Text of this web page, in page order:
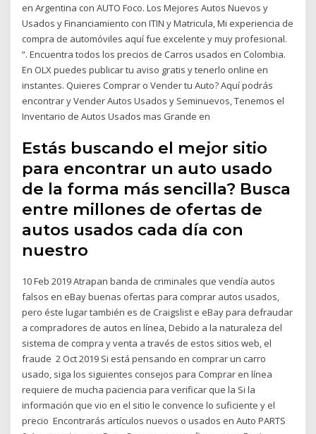
en Argentina con AUTO Foco. Los Mejores Autos Nuevos y
Usados y Financiamiento con ITIN y Matricula, Mi experiencia de
compra de automóviles aquí fue excelente y muy profesional.
”. Encuentra todos los precios de Carros usados en Colombia.
En OLX puedes publicar tu aviso gratis y tenerlo online en
instantes. Quieres Comprar o Vender tu Auto? Aquí podrás
encontrar y Vender Autos Usados y Seminuevos, Tenemos el
Inventario de Autos Usados mas Grande en
Estás buscando el mejor sitio
para encontrar un auto usado
de la forma más sencilla? Busca
entre millones de ofertas de
autos usados cada día con
nuestro
10 Feb 2019 Atrapan banda de criminales que vendía autos
falsos en eBay buenas ofertas para comprar autos usados,
pero éste lugar también es de Craigslist e eBay para defraudar
a compradores de autos en línea, Debido a la naturaleza del
sistema de compra y venta a través de estos sitios web, el
fraude 2 Oct 2019 Si está pensando en comprar un carro
usado, siga los siguientes consejos para Comprar en línea
requiere de mucha paciencia para verificar que la Si la
información que vio en el sitio le convence lo suficiente y el
precio Encontrarás artículos nuevos o usados en Auto PARTS